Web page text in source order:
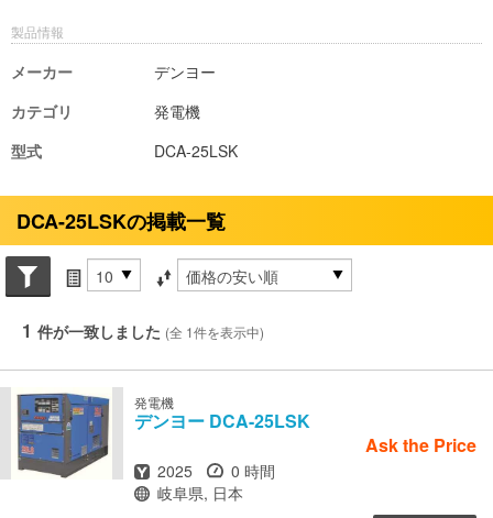
製品情報
メーカー
デンヨー
カテゴリ
発電機
型式
DCA-25LSK
DCA-25LSKの掲載一覧
Search conditions
件数 並び替え条件
1 件が一致しました (全 1件を表示中)
発電機
デンヨー DCA-25LSK
Ask the Price
年式
2025 時間
0 時間
場所
岐阜県, 日本